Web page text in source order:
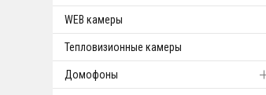
WEB камеры
Тепловизионные камеры
Домофоны